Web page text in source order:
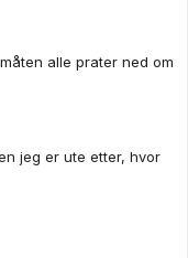
alle prater ned om
jeg er ute etter, hvor